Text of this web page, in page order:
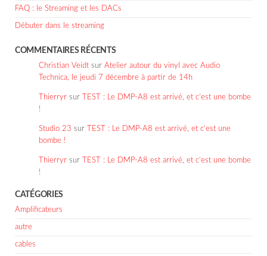
FAQ : le Streaming et les DACs
Débuter dans le streaming
COMMENTAIRES RÉCENTS
Christian Veidt sur Atelier autour du vinyl avec Audio
Technica, le jeudi 7 décembre à partir de 14h
Thierryr sur
TEST : Le DMP-A8 est arrivé, et c’est une bombe
!
Studio 23 sur
TEST : Le DMP-A8 est arrivé, et c’est une
bombe !
Thierryr sur
TEST : Le DMP-A8 est arrivé, et c’est une bombe
!
CATÉGORIES
Amplificateurs
autre
cables